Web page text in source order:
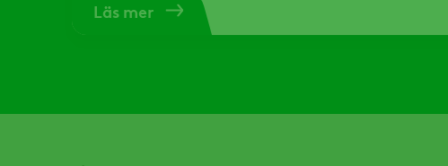
Läs mer